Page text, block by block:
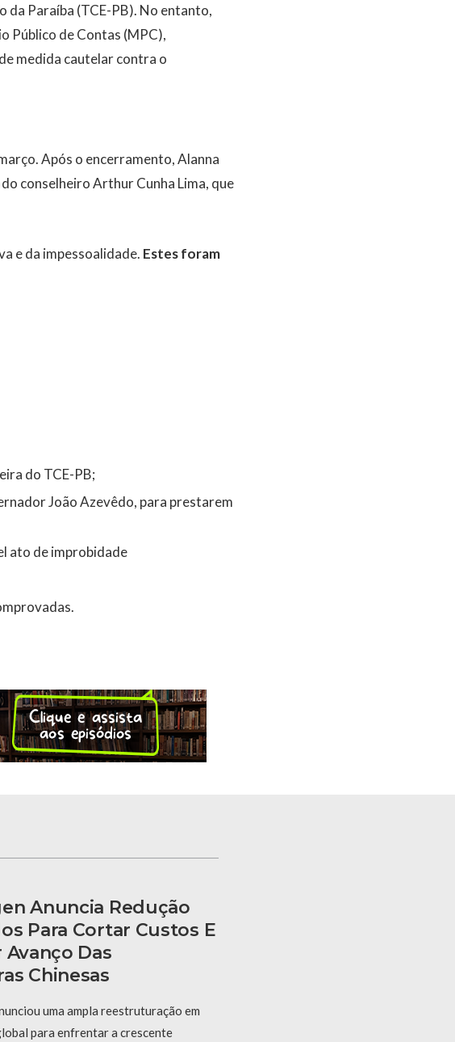
da Paraíba (TCE-PB). No entanto,
Público de Contas (MPC),
medida cautelar contra o
Após o encerramento, Alanna
conselheiro Arthur Cunha Lima, que
e da impessoalidade. Estes foram
do TCE-PB;
João Azevêdo, para prestarem
ato de improbidade
Anuncia Redução
Para Cortar Custos E
Das
Chinesas
uma ampla reestruturação em
para enfrentar a crescente